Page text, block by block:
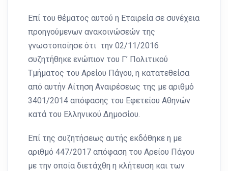
Επί του θέματος αυτού η Εταιρεία σε συνέχεια
προηγούμενων ανακοινώσεών της
γνωστοποίησε ότι την 02/11/2016
συζητήθηκε ενώπιον του Γ’ Πολιτικού
Τμήματος του Αρείου Πάγου, η κατατεθείσα
από αυτήν Αίτηση Αναιρέσεως της με αριθμό
3401/2014 απόφασης του Εφετείου Αθηνών
κατά του Ελληνικού Δημοσίου.
Επί της συζητήσεως αυτής εκδόθηκε η με
αριθμό 447/2017 απόφαση του Αρείου Πάγου
με την οποία διετάχθη η κλήτευση και των